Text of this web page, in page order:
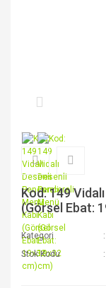
Kod: 149
(Görsel Ebat:
Kategori
Stok Kodu